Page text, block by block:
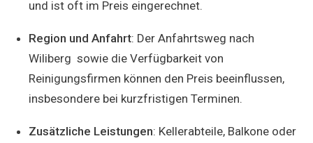
und ist oft im Preis eingerechnet.
Region und Anfahrt: Der Anfahrtsweg nach
Wiliberg sowie die Verfügbarkeit von
Reinigungsfirmen können den Preis beeinflussen,
insbesondere bei kurzfristigen Terminen.
Zusätzliche Leistungen: Kellerabteile, Balkone oder